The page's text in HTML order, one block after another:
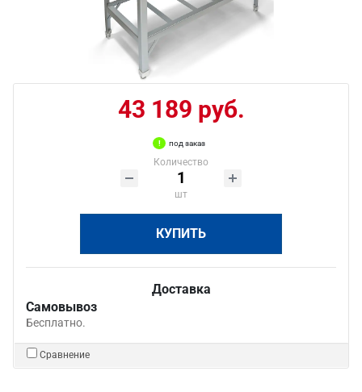
43 189 руб.
под заказ
Количество
шт
КУПИТЬ
Доставка
Самовывоз
Бесплатно.
Сравнение